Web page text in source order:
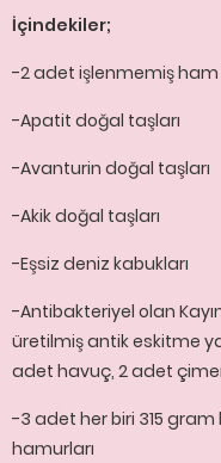
İçindekiler;
-2 adet işlenmemiş ham
-Apatit doğal taşları
-Avanturin doğal taşları
-Akik doğal taşları
-Eşsiz deniz kabukları
-Antibakteriyel olan
üretilmiş antik eskitme
adet havuç, 2 adet
-3 adet her biri 315
hamurları